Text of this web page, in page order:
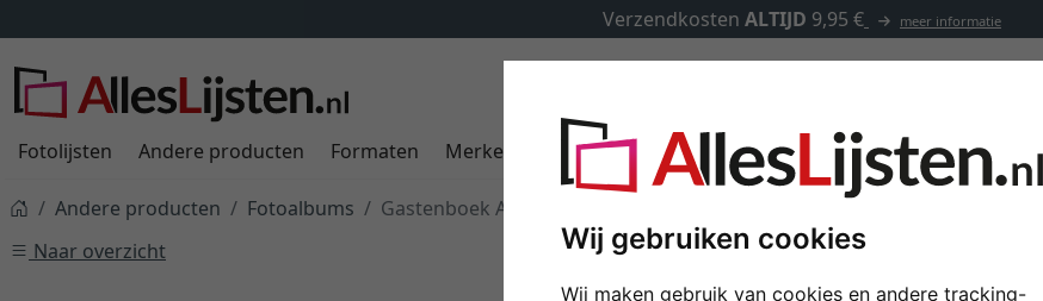
Wij gebruiken cookies
Wij maken gebruik van cookies en andere tracking-
Verzendkosten ALTIJD 9,95 € meer informatie
Fotolijsten Andere producten Formaten Merken Lijsten op maat Passe-partouts Toebehoren
Andere producten Fotoalbums
Gastenboek Amour - 72 pagina's, 23x25 cm
Naar overzicht